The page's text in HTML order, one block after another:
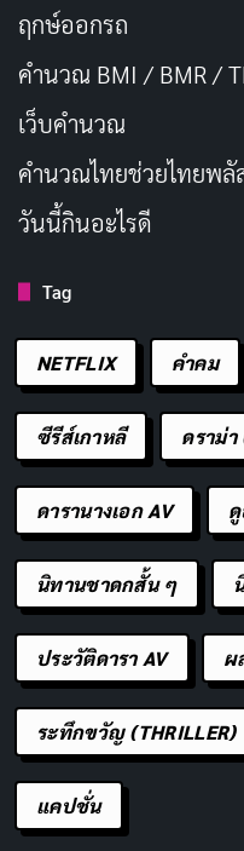
3. การเลือกเมล็ดกาแฟ
ควรเลือกเมล็ดที่คั่วใหม่ (
ทำไมกาแฟ
ทั่วไป?
กาแฟทั่วไปมักมาจากการ
เน้น “Single Origin” หรื
สามารถติดตามที่มาและร
ดอยช้างอาจให้รสผลไม้
อาจให้รสช็อกโกแลตและ
รสชาติของกาแฟ
โน้ตของดอกไม้ ผลไม้ หรื
ทั่วไป นอกจากนี้ กระบวน
และความเป็นธรรมต่อเก
ฤกษ์ออกรถ
คำนวณ BMI / BMR /
เว็บคํานวณ
คํานวณไทยช่วยไทยพลั
วันนี้กินอะไรดี
Tag
NETFLIX คำคม
ซีรีส์เกาหลี ดราม่า
ดารานางเอก AV
นิทานชาดกสั้น ๆ
ประวัติดารา AV ผ
ระทึกขวัญ (THRILLER)
แคปชั่น